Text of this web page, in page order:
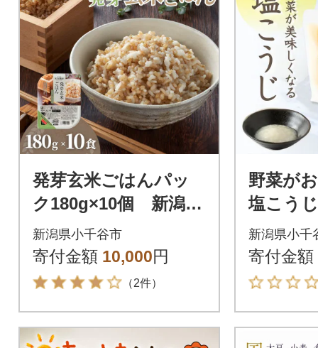
発芽玄米ごはんパッ
ク180g×10個 新潟県
産コシヒカリ50%配合
新潟県小千谷市
寄付金額 10,000円
（2件）
野菜が
塩こう
入) 塩麹
山崎醸
谷市
新潟県小千
寄付金額